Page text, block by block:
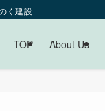
く建設
TOP About Us